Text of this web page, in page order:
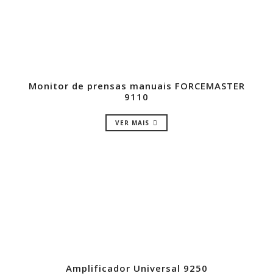
Monitor de prensas manuais FORCEMASTER
9110
VER MAIS
Amplificador Universal 9250